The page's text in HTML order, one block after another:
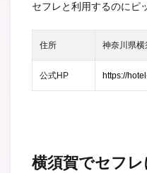
セフレと利用するのにピ
住所 神奈川県
公式HP https://
横須賀でセフ